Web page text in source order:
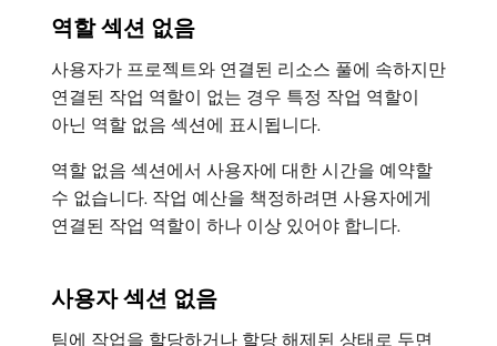
역할 섹션 없음
사용자가 프로젝트와 연결된 리소스 풀에 속하지만
연결된 작업 역할이 없는 경우 특정 작업 역할이
아닌 역할 없음 섹션에 표시됩니다.
역할 없음 섹션에서 사용자에 대한 시간을 예약할
수 없습니다. 작업 예산을 책정하려면 사용자에게
연결된 작업 역할이 하나 이상 있어야 합니다.
사용자 섹션 없음
팀에 작업을 할당하거나 할당 해제된 상태로 두면